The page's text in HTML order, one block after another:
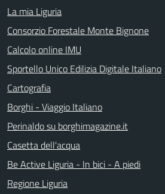
La mia Liguria
Consorzio Forestale Monte Bignone
Calcolo online IMU
Sportello Unico Edilizia Digitale Italiano
Cartografia
Borghi - Viaggio Italiano
Perinaldo su borghimagazine.it
Casetta dell'acqua
Be Active Liguria - In bici - A piedi
Regione Liguria